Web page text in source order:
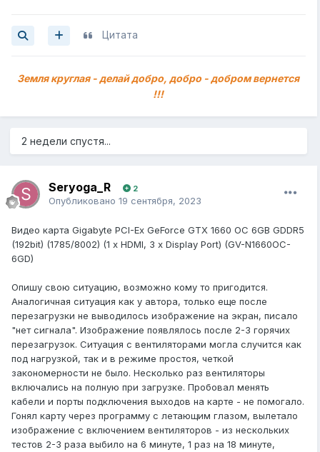
Цитата
Земля круглая - делай добро, добро - добром вернется
!!!
2 недели спустя...
Seryoga_R 2
Опубликовано 19 сентября, 2023
Видео карта Gigabyte PCI-Ex GeForce GTX 1660 OC 6GB GDDR5
(192bit) (1785/8002) (1 x HDMI, 3 x Display Port) (GV-N1660OC-
6GD)
Опишу свою ситуацию, возможно кому то пригодится.
Аналогичная ситуация как у автора, только еще после
перезагрузки не выводилось изображение на экран, писало
"нет сигнала". Изображение появлялось после 2-3 горячих
перезагрузок. Ситуация с вентиляторами могла случится как
под нагрузкой, так и в режиме простоя, четкой
закономерности не было. Несколько раз вентиляторы
включались на полную при загрузке. Пробовал менять
кабели и порты подключения выходов на карте - не помогало.
Гонял карту через программу с летающим глазом, вылетало
изображение с включением вентиляторов - из нескольких
тестов 2-3 раза выбило на 6 минуте, 1 раз на 18 минуте,